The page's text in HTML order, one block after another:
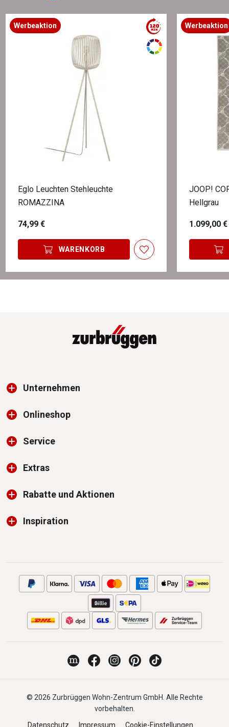
Werbeaktion
Eglo Leuchten Stehleuchte
ROMAZZINA
74,99 €
WARENKORB
Werbeaktion
JOOP!
Hellgrau
1.099,00 €
Unternehmen
Onlineshop
Service
Extras
Rabatte und Aktionen
Inspiration
© 2026 Zurbrüggen Wohn-Zentrum GmbH. Alle Rechte
vorbehalten.
Datenschutz
Impressum Cookie-Einstellungen